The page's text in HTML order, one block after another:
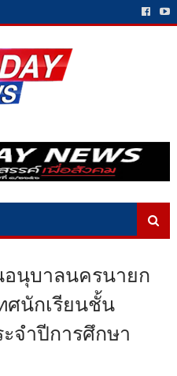
อนุบาลนครนายก
ศนักเรียนชั้น
จำปีการศึกษา